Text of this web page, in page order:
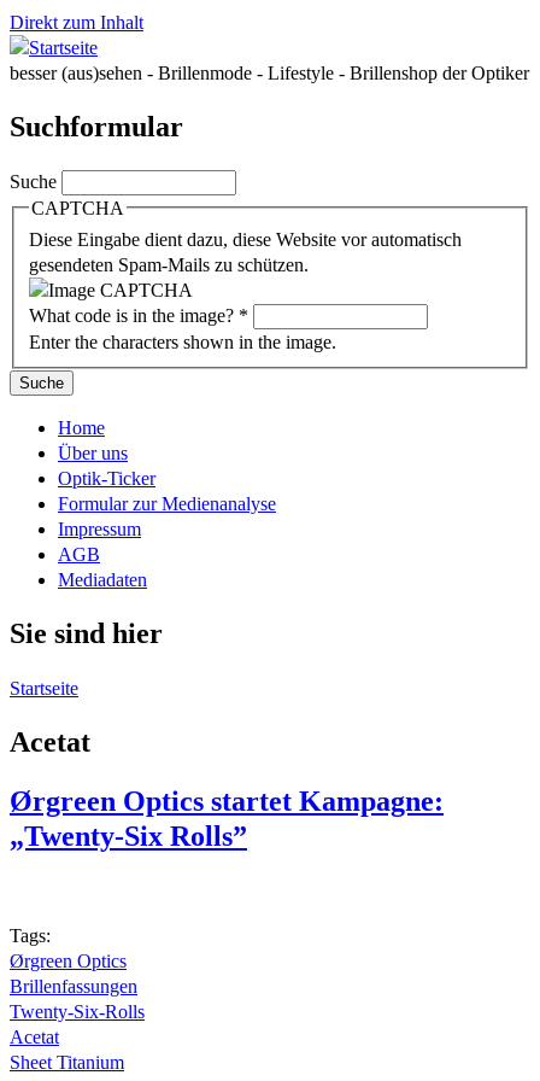
Direkt zum Inhalt
besser (aus)sehen - Brillenmode - Lifestyle - Brillenshop der Optiker
Suchformular
Suche
CAPTCHA
Diese Eingabe dient dazu, diese Website vor automatisch
gesendeten Spam-Mails zu schützen.
What code is in the image? *
Enter the characters shown in the image.
Home
Über uns
Optik-Ticker
Formular zur Medienanalyse
Impressum
AGB
Mediadaten
Sie sind hier
Startseite
Acetat
Ørgreen Optics startet Kampagne:
„Twenty-Six Rolls”
Tags:
Ørgreen Optics
Brillenfassungen
Twenty-Six-Rolls
Acetat
Sheet Titanium